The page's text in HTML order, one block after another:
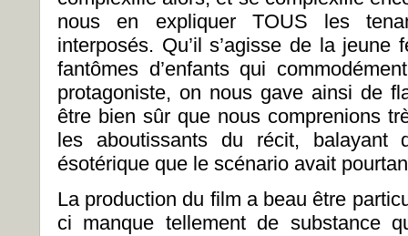
nous en expliquer TOUS les
interposés. Qu’il s’agisse de la jeune
fantômes d’enfants qui
protagoniste, on nous gave ainsi de
être bien sûr que nous comprenions
les aboutissants du récit, balayant
ésotérique que le scénario avait
La production du film a beau être
ci manque tellement de substance